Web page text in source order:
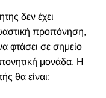
δεν έχει
προπόνηση,
φτάσει σε σημείο
μονάδα. Η
θα είναι: